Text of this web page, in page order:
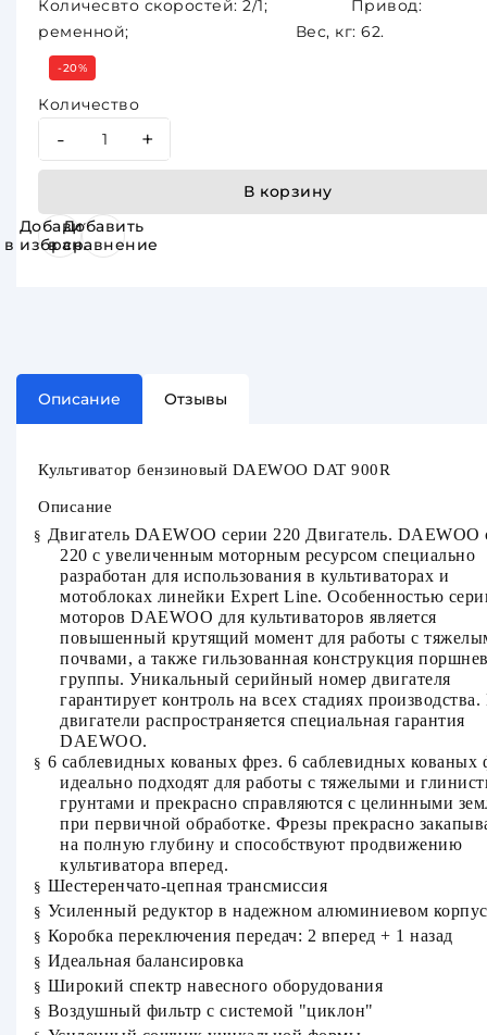
Количесвто скоростей: 2/1; Привод:
ременной; Вес, кг: 62.
-20%
Количество
- +
В корзину
Добавить
в избранное
Добавить
в сравнение
Описание Отзывы
Культиватор бензиновый DAEWOO DAT 900R
Описание
§ Двигатель DAEWOO серии 220 Двигатель. DAEWOO
220 с увеличенным моторным ресурсом специально
разработан для использования в культиваторах и
мотоблоках линейки Expert Line. Особенностью
моторов DAEWOO для культиваторов является
повышенный крутящий момент для работы с
почвами, а также гильзованная конструкция
группы. Уникальный серийный номер двигателя
гарантирует контроль на всех стадиях
двигатели распространяется специальная гарантия
DAEWOO.
§ 6 саблевидных кованых фрез. 6 саблевидных кованых
идеально подходят для работы с тяжелыми и
грунтами и прекрасно справляются с целинными
при первичной обработке. Фрезы прекрасно
на полную глубину и способствуют продвижению
культиватора вперед.
§ Шестеренчато-цепная трансмиссия
§ Усиленный редуктор в надежном алюминиевом
§ Коробка переключения передач: 2 вперед + 1 назад
§ Идеальная балансировка
§ Широкий спектр навесного оборудования
§ Воздушный фильтр с системой "циклон"